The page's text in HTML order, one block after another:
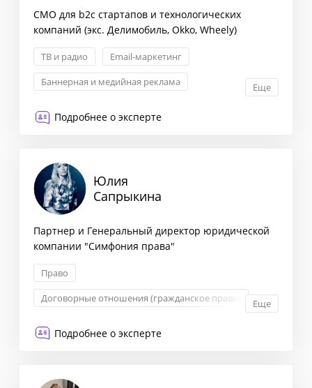
CMO для b2c стартапов и технологических
компаний (экс. Делимобиль, Okko, Wheely)
ТВ и радио
Email-маркетинг
Баннерная и медийная реклама
Еще
Подробнее о эксперте
Юлия
Сапрыкина
Партнер и Генеральный директор юридической
компании "Симфония права"
Право
Договорные отношения (гражданское право)
Еще
Подробнее о эксперте